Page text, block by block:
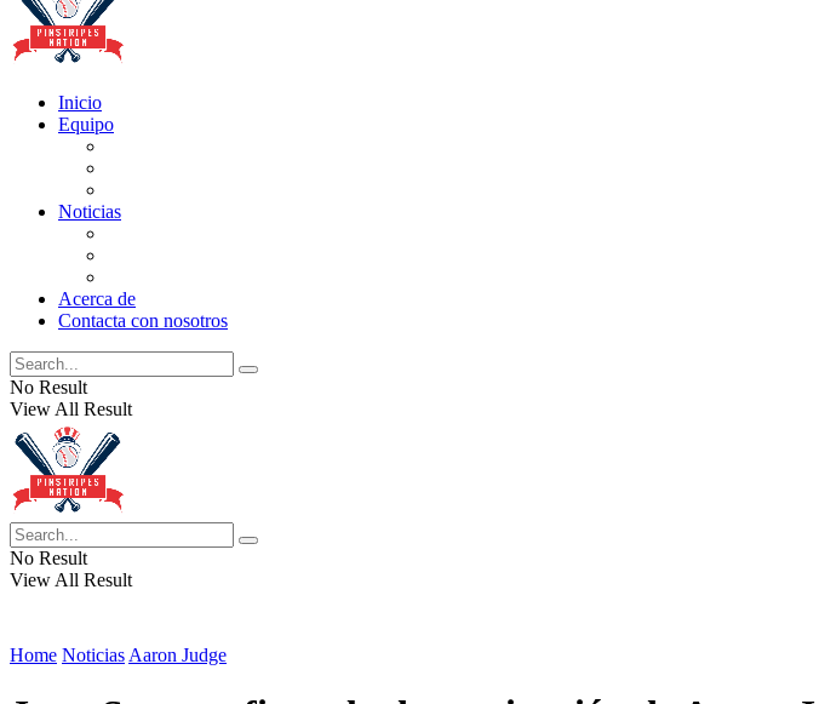
Inicio
Equipo
Noticias
Acerca de
Contacta con nosotros
No Result
View All Result
No Result
View All Result
Home Noticias Aaron Judge